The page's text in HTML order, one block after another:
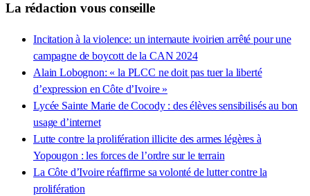
La rédaction vous conseille
Incitation à la violence: un internaute ivoirien arrêté pour une
campagne de boycott de la CAN 2024
Alain Lobognon: « la PLCC ne doit pas tuer la liberté
d’expression en Côte d’Ivoire »
Lycée Sainte Marie de Cocody : des élèves sensibilisés au bon
usage d’internet
Lutte contre la prolifération illicite des armes légères à
Yopougon : les forces de l’ordre sur le terrain
La Côte d’Ivoire réaffirme sa volonté de lutter contre la
prolifération